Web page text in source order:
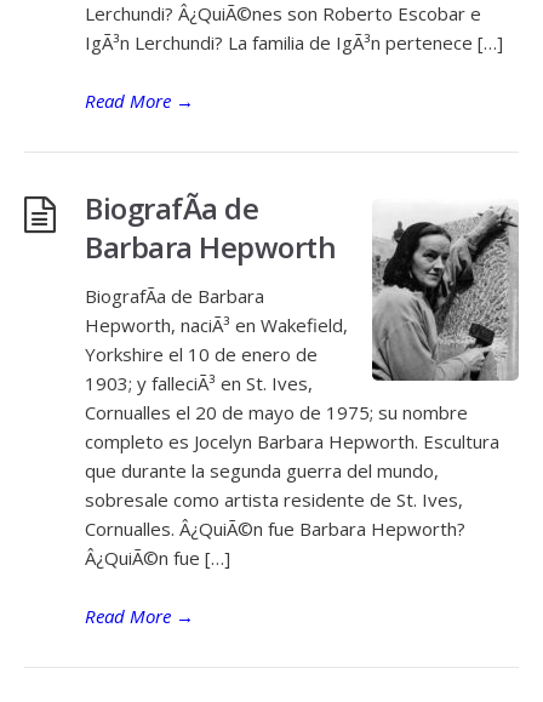
Lerchundi? Â¿QuiÃ©nes son Roberto Escobar e
IgÃ³n Lerchundi? La familia de IgÃ³n pertenece […]
Read More →
BiografÃ­a de
Barbara Hepworth
BiografÃ­a de Barbara
Hepworth, naciÃ³ en Wakefield,
Yorkshire el 10 de enero de
1903; y falleciÃ³ en St. Ives,
Cornualles el 20 de mayo de 1975; su nombre
completo es Jocelyn Barbara Hepworth. Escultura
que durante la segunda guerra del mundo,
sobresale como artista residente de St. Ives,
Cornualles. Â¿QuiÃ©n fue Barbara Hepworth?
Â¿QuiÃ©n fue […]
Read More →